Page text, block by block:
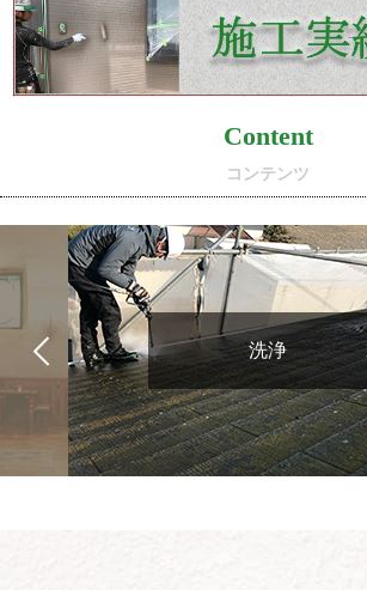
Content
コンテンツ
洗浄